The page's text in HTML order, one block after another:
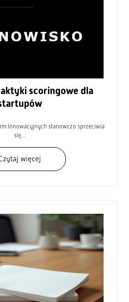
scoringowe dla
Innowacyjnych stanowczo sprzeciwia
się...
więcej